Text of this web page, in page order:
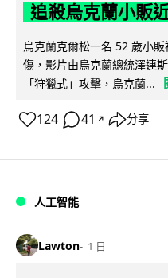
追殺烏克蘭小販
烏克蘭克爾松一名 52 歲小
傷，影片由烏克蘭總統澤連
「狩獵式」攻擊，烏克蘭...
124 41 ↗ 分享
人工智能
Lawton 1 日